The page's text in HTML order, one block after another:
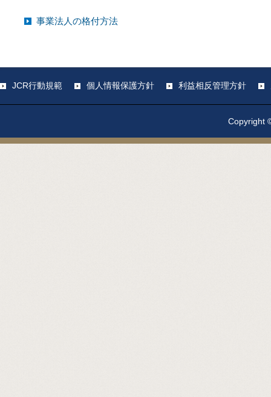
事業法人の格付方法
JCR行動規範 個人情報保護方針 利益相反管理方針
Copyright